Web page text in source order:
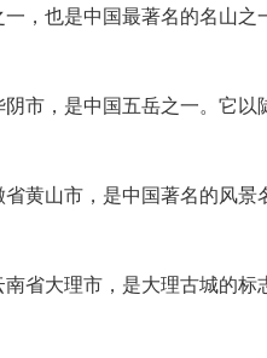
，也是中国最著名的名山之
市，是中国五岳之一。它以
黄山市，是中国著名的风景
省大理市，是大理古城的标